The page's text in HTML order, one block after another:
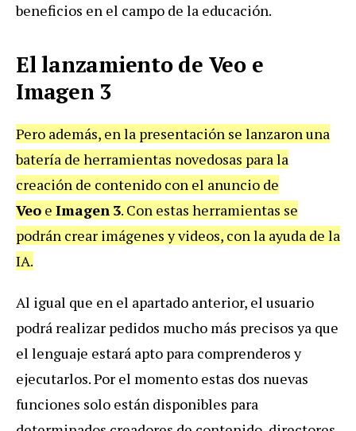
beneficios en el campo de la educación.
El lanzamiento de Veo e
Imagen 3
Pero además, en la presentación se lanzaron una
batería de herramientas novedosas para la
creación de contenido con el anuncio de
Veo e Imagen 3. Con estas herramientas se
podrán crear imágenes y videos, con la ayuda de la
IA.
Al igual que en el apartado anterior, el usuario
podrá realizar pedidos mucho más precisos ya que
el lenguaje estará apto para comprenderos y
ejecutarlos. Por el momento estas dos nuevas
funciones solo están disponibles para